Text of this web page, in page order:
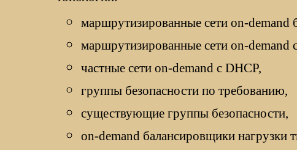
маршрутизированные сети on-demand
маршрутизированные сети on-demand
частные сети on-demand с DHCP,
группы безопасности по требованию,
существующие группы безопасности,
on-demand балансировщики нагрузки